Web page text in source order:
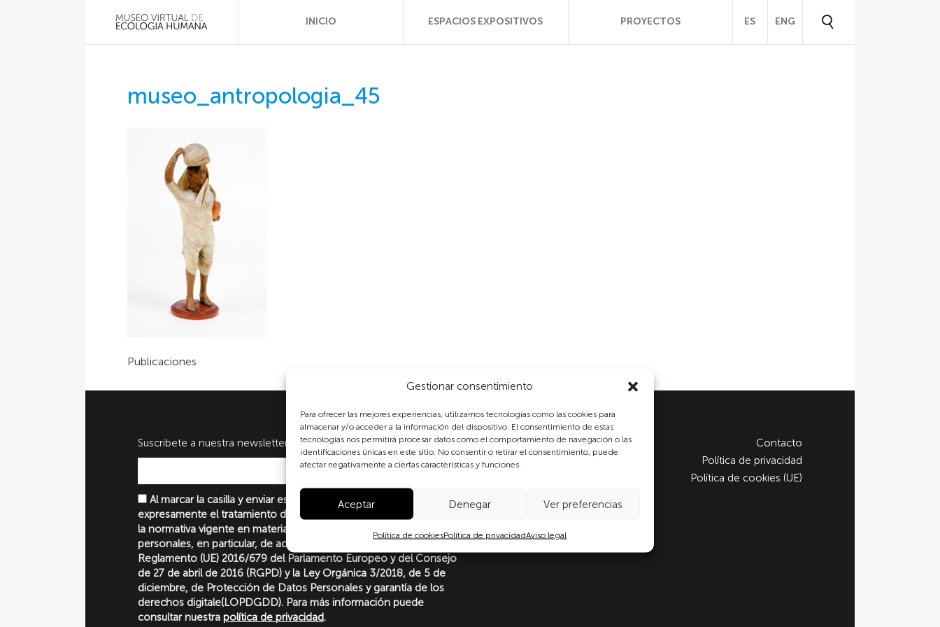
Gestionar consentimiento
Para ofrecer las mejores experiencias, utilizamos tecnologías como las cookies para
almacenar y/o acceder a la información del dispositivo. El consentimiento de estas
tecnologías nos permitirá procesar datos como el comportamiento de navegación o las
identificaciones únicas en este sitio. No consentir o retirar el consentimiento, puede
afectar negativamente a ciertas características y funciones.
Aceptar Denegar Ver preferencias
Política de cookiesPolítica de privacidadAviso legal
INICIO ESPACIOS EXPOSITIVOS PROYECTOS ES ENG
museo_antropologia_45
Publicaciones
Suscribete a nuestra newsletter
Al marcar la casilla y enviar este formulario, usted consiente
expresamente el tratamiento de sus datos personales conforme a
la normativa vigente en materia de protección de datos
personales, en particular, de acuerdo con lo dispuesto en el
Reglamento (UE) 2016/679 del Parlamento Europeo y del Consejo
de 27 de abril de 2016 (RGPD) y la Ley Orgánica 3/2018, de 5 de
diciembre, de Protección de Datos Personales y garantía de los
derechos digitale(LOPDGDD). Para más información puede
consultar nuestra política de privacidad.
Contacto
Política de privacidad
Política de cookies (UE)